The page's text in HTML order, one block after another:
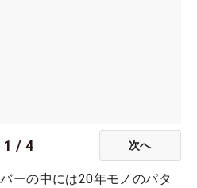
1 /4 次へ
ーの中には20年モノのパタ